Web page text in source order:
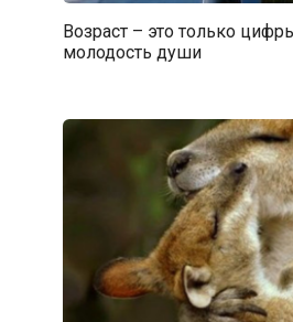
Возраст – это только
молодость души